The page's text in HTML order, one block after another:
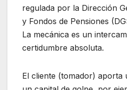
regulada por la Dirección
y Fondos de Pensiones
La mecánica es un
certidumbre absoluta.
El cliente (tomador)